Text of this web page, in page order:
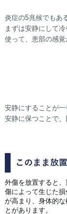
炎症の5兆候でもあ
まずは安静にして
使って、患部の感覚
安静にすることが
安静に保つことで、
このまま放
外傷を放置すると
傷によって生じた
が高まり、身体的
とがあります。